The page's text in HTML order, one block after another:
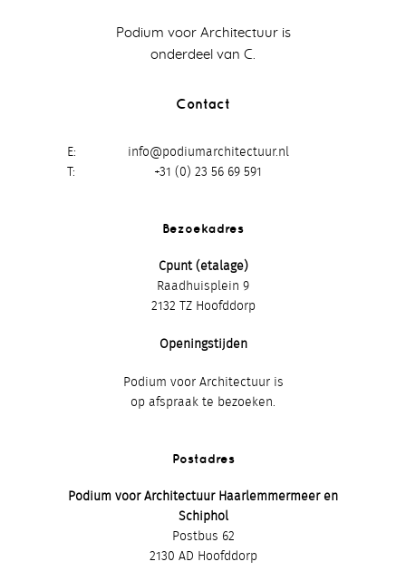
Podium voor Architectuur is
onderdeel van C.
Contact
E
info@podiumarchitectuur.nl
T
+31 (0) 23 56 69 591
Bezoekadres
Cpunt (etalage)
Raadhuisplein 9
2132 TZ Hoofddorp
Openingstijden
Podium voor Architectuur is
op afspraak te bezoeken.
Postadres
Podium voor Architectuur Haarlemmermeer en
Schiphol
Postbus 62
2130 AD Hoofddorp